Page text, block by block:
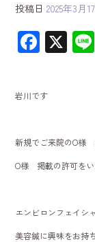
投稿日 2025年3月
F
ac
e
b
ok
X
岩川です
新規でご来院のO
O様 掲載の許可をい
エンビロンフェイシ
美容鍼に興味をお持